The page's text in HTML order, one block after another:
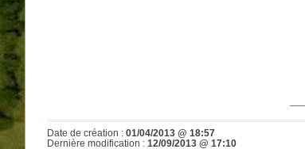
Date de création : 01/04/2013 @ 18:57
Dernière modification : 12/09/2013 @ 17:10